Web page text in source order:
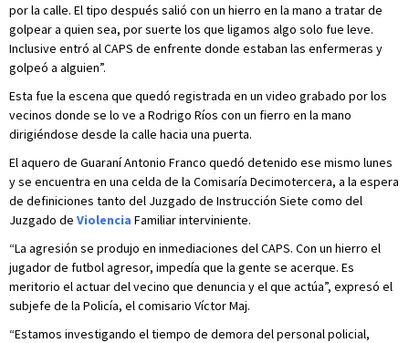
por la calle. El tipo después salió con un hierro en la mano a tratar de
golpear a quien sea, por suerte los que ligamos algo solo fue leve.
Inclusive entró al CAPS de enfrente donde estaban las enfermeras y
golpeó a alguien”.
Esta fue la escena que quedó registrada en un video grabado por los
vecinos donde se lo ve a Rodrigo Ríos con un fierro en la mano
dirigiéndose desde la calle hacia una puerta.
El aquero de Guaraní Antonio Franco quedó detenido ese mismo lunes
y se encuentra en una celda de la Comisaría Decimotercera, a la espera
de definiciones tanto del Juzgado de Instrucción Siete como del
Juzgado de Violencia Familiar interviniente.
“La agresión se produjo en inmediaciones del CAPS. Con un hierro el
jugador de futbol agresor, impedía que la gente se acerque. Es
meritorio el actuar del vecino que denuncia y el que actúa”, expresó el
subjefe de la Policía, el comisario Víctor Maj.
“Estamos investigando el tiempo de demora del personal policial,